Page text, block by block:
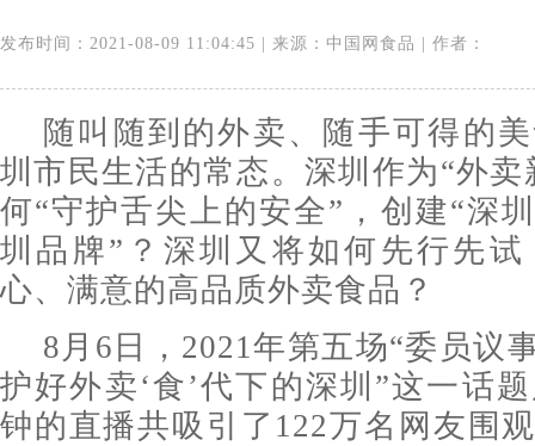
发布时间：2021-08-09 11:04:45 | 来源：中国网食品 | 作者：
随叫随到的外卖、随手可得的
圳市民生活的常态。深圳作为“外卖
何“守护舌尖上的安全”，创建“深
圳品牌”？深圳又将如何先行先
心、满意的高品质外卖食品？
8月6日，2021年第五场“委员议
护好外卖‘食’代下的深圳”这一话
钟的直播共吸引了122万名网友围